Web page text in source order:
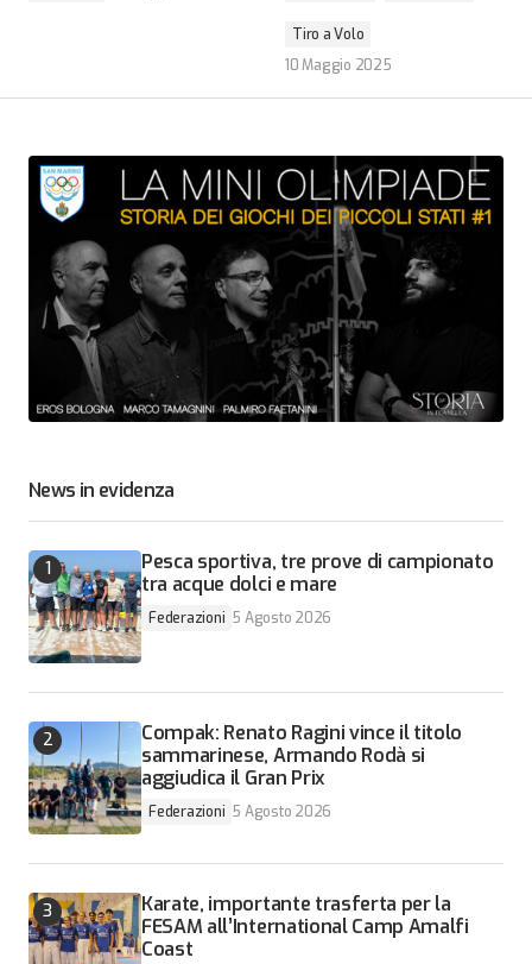
Tiro a Volo
10 Maggio 2025
News in evidenza
Pesca sportiva, tre prove di campionato
tra acque dolci e mare
Federazioni 5 Agosto 2026
Compak: Renato Ragini vince il titolo
sammarinese, Armando Rodà si
aggiudica il Gran Prix
Federazioni 5 Agosto 2026
Karate, importante trasferta per la
FESAM all’International Camp Amalfi
Coast